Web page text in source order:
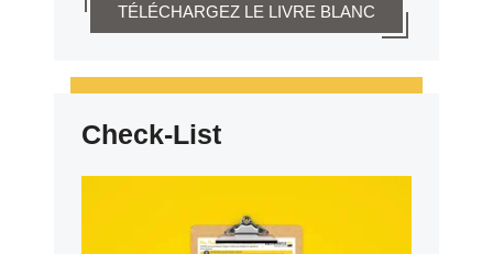
TÉLÉCHARGEZ LE LIVRE BLANC
Check-List